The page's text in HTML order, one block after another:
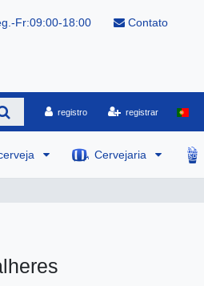
Fr:09:00-18:00 Contato
registro registrar
Cervejaria